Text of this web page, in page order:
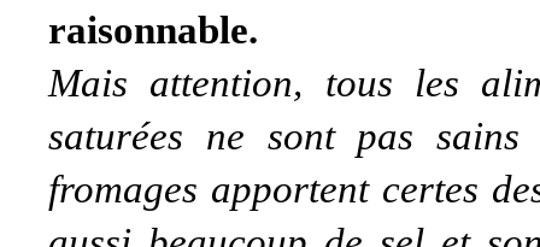
raisonnable.
Mais attention, tous les
saturées ne sont pas
fromages apportent certes